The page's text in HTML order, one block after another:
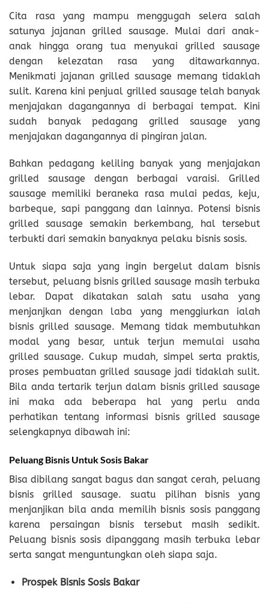
Cita rasa yang mampu menggugah selera salah
satunya jajanan grilled sausage. Mulai dari anak-
anak hingga orang tua menyukai grilled sausage
dengan kelezatan rasa yang ditawarkannya.
Menikmati jajanan grilled sausage memang tidaklah
sulit. Karena kini penjual grilled sausage telah banyak
menjajakan dagangannya di berbagai tempat. Kini
sudah banyak pedagang grilled sausage yang
menjajakan dagangannya di pingiran jalan.
Bahkan pedagang keliling banyak yang menjajakan
grilled sausage dengan berbagai varaisi. Grilled
sausage memiliki beraneka rasa mulai pedas, keju,
barbeque, sapi panggang dan lainnya. Potensi bisnis
grilled sausage semakin berkembang, hal tersebut
terbukti dari semakin banyaknya pelaku bisnis sosis.
Untuk siapa saja yang ingin bergelut dalam bisnis
tersebut, peluang bisnis grilled sausage masih terbuka
lebar. Dapat dikatakan salah satu usaha yang
menjanjkan dengan laba yang menggiurkan ialah
bisnis grilled sausage. Memang tidak membutuhkan
modal yang besar, untuk terjun memulai usaha
grilled sausage. Cukup mudah, simpel serta praktis,
proses pembuatan grilled sausage jadi tidaklah sulit.
Bila anda tertarik terjun dalam bisnis grilled sausage
ini maka ada beberapa hal yang perlu anda
perhatikan tentang informasi bisnis grilled sausage
selengkapnya dibawah ini:
Peluang Bisnis Untuk Sosis Bakar
Bisa dibilang sangat bagus dan sangat cerah, peluang
bisnis grilled sausage. suatu pilihan bisnis yang
menjanjikan bila anda memilih bisnis sosis panggang
karena persaingan bisnis tersebut masih sedikit.
Peluang bisnis sosis dipanggang masih terbuka lebar
serta sangat menguntungkan oleh siapa saja.
Prospek Bisnis Sosis Bakar